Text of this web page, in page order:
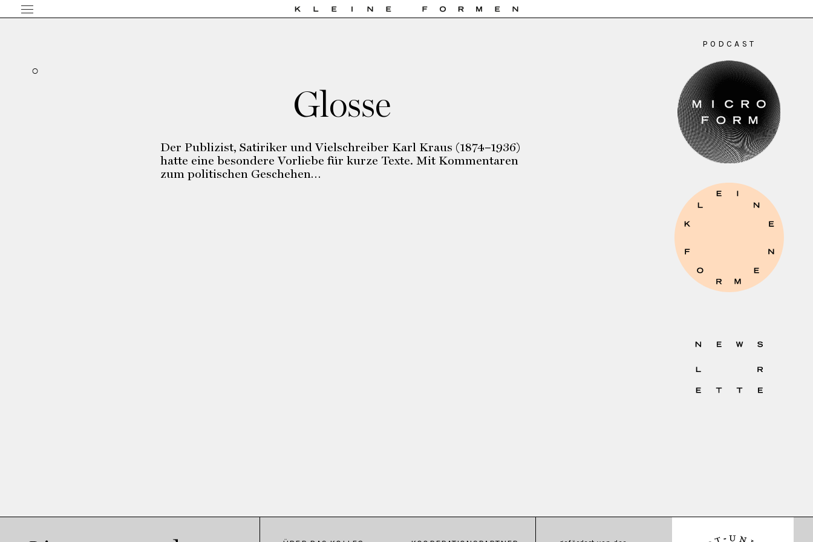
Glosse
Der Publizist, Satiriker und Vielschreiber Karl Kraus (1874–1936)
hatte eine besondere Vorliebe für kurze Texte. Mit Kommentaren
zum politischen Geschehen…
PODCAST